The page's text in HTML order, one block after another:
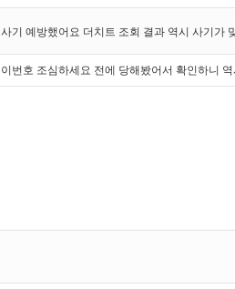
사기 예방했어요 더치트 조회 결과 역시 사기가
이번호 조심하세요 전에 당해봤어서 확인하니